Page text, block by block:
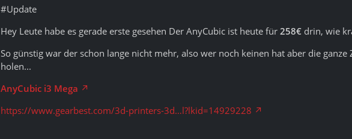
#Update
Hey Leute habe es gerade erste gesehen Der AnyCubic ist heute für 258€ drin, wie
So günstig war der schon lange nicht mehr, also wer noch keinen hat aber die
holen...
AnyCubic i3 Mega
https://www.gearbest.com/3d-printers-3d…l?lkid=14929228